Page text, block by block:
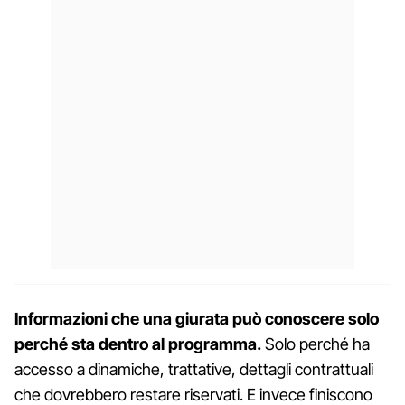
Informazioni che una giurata può conoscere solo
perché sta dentro al programma.Solo perché ha
accesso a dinamiche, trattative, dettagli contrattuali
che dovrebbero restare riservati. E invece finiscono